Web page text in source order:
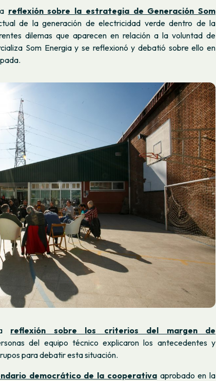
reflexión sobre la estrategia de Generación Som
de la generación de electricidad verde dentro de la
dilemas que aparecen en relación a la voluntad de
Som Energia y se reflexionó y debatió sobre ello en
reflexión sobre los criterios del margen de
del equipo técnico explicaron los antecedentes y
para debatir esta situación.
democrático de la cooperativaaprobado en la